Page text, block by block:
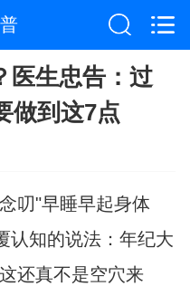
医生忠告：过
做到这7点
叨"早睡早起身体
认知的说法：年纪大
还真不是空穴来